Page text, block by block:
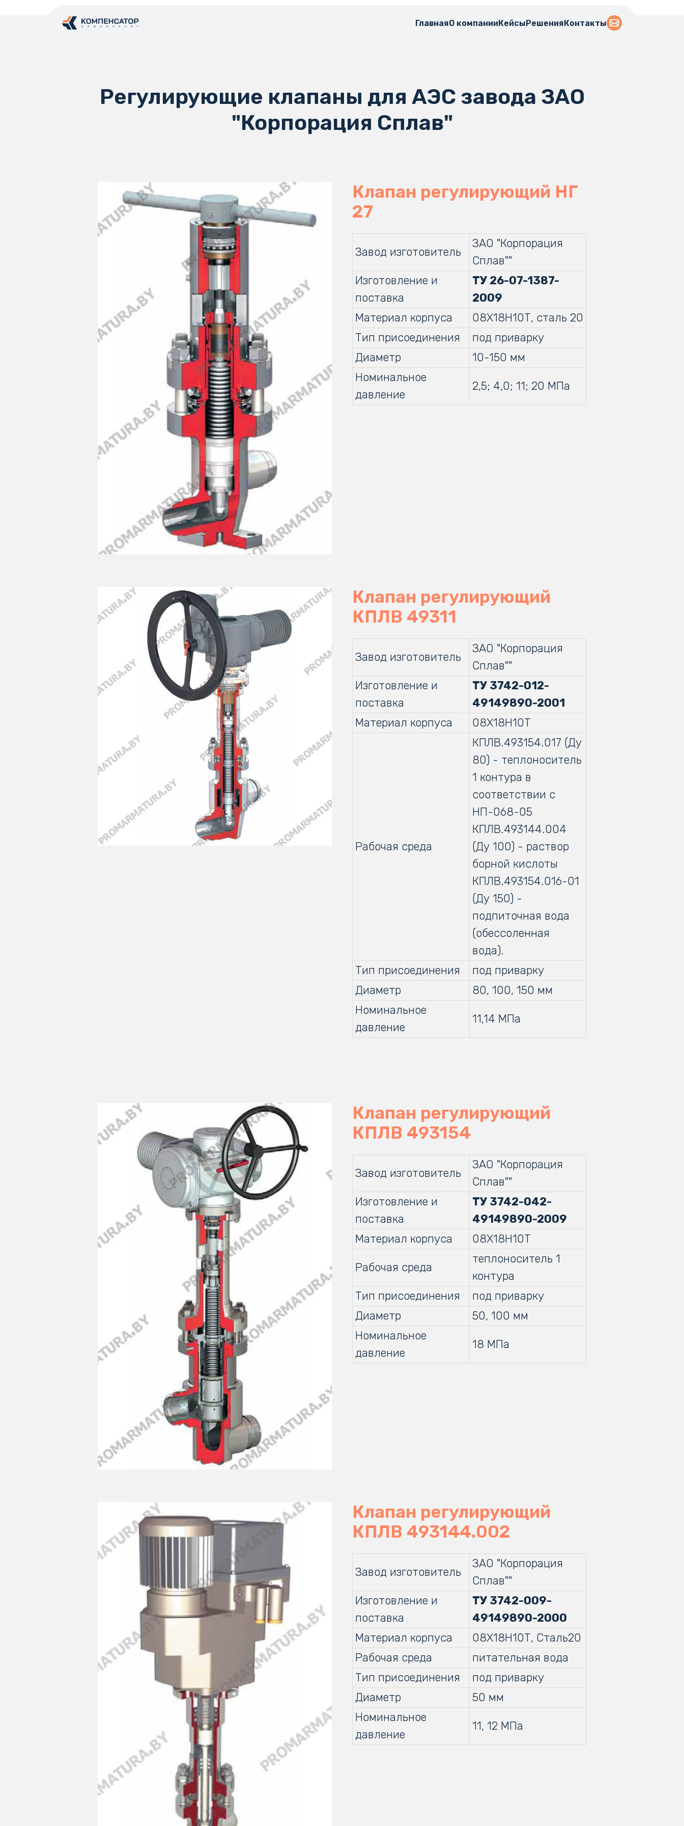
ГлавнаяО компанииКейсыРешенияКонтакты
Регулирующие клапаны для АЭС завода ЗАО
"Корпорация Сплав"
Клапан регулирующий НГ
27
Завод изготовитель
ЗАО "Корпорация
Сплав""
Изготовление и
поставка
ТУ 26-07-1387-
2009
Материал корпуса
08Х18Н10Т, сталь 20
Тип присоединения
под приварку
Диаметр
10-150 мм
Номинальное
давление
2,5; 4,0; 11; 20 МПа
Клапан регулирующий
КПЛВ 49311
Завод изготовитель
ЗАО "Корпорация
Сплав""
Изготовление и
поставка
ТУ 3742-012-
49149890-2001
Материал корпуса
08Х18Н10Т
Рабочая среда
КПЛВ.493154.017 (Ду
80) - теплоноситель
1 контура в
соответствии с
НП-068-05
КПЛВ.493144.004
(Ду 100) - раствор
борной кислоты
КПЛВ.493154.016-01
(Ду 150) -
подпиточная вода
(обессоленная
вода).
Тип присоединения
под приварку
Диаметр
80, 100, 150 мм
Номинальное
давление
11,14 МПа
Клапан регулирующий
КПЛВ 493154
Завод изготовитель
ЗАО "Корпорация
Сплав""
Изготовление и
поставка
ТУ 3742-042-
49149890-2009
Материал корпуса
08Х18Н10Т
Рабочая среда
теплоноситель 1
контура
Тип присоединения
под приварку
Диаметр
50, 100 мм
Номинальное
давление
18 МПа
Клапан регулирующий
КПЛВ 493144.002
Завод изготовитель
ЗАО "Корпорация
Сплав""
Изготовление и
поставка
ТУ 3742-009-
49149890-2000
Материал корпуса
08Х18Н10Т, Сталь20
Рабочая среда
питательная вода
Тип присоединения
под приварку
Диаметр
50 мм
Номинальное
давление
11, 12 МПа